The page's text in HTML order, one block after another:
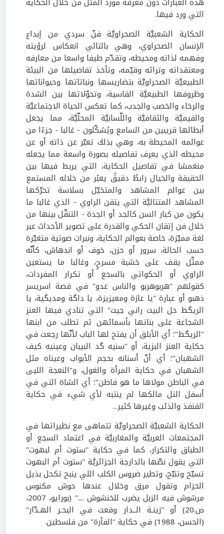
التي ورد فيها.
الحكاية الشعبيَّة الصحراويَّة فنّ سردي من إبداع
الإنسان الصحراوي، وهي بالتالي انعكاس لرؤيته
وفهمه لذاته ومحيطه، وتقدّم طيفا واسعا من معارفه
ومعتقداته وتراثه وقيّمه، وتأخذ تفاصيلها من البيئة
الطبيعيَّة الصحراويَّة بتضاريسها ونباتاتها وحيواناتها
وظروفها الطبيعيَّة القاسية، وتحوّلاتها بين الشدة
والرخاء والخصب والجدب، كما تعكس الحياة الاجتماعيَّة
والقيميَّة والثقافيَّة واللّسانيَّة المحلّيَّة، مما يجعل
أبطالها قريبين من السامع ويُشكّلون - غالبا - جزءًا من
عوالمه المحيطة به، وهي بذلك تعبّر عن ذاته أو عن
محيطه الذي يعرف تفاصيله بصورة واسعة مما يجعله
منغمسًا في تفاصيل الحكاية، التي يربط فيها بين
الحقيقة والخيال رابطٌ دقيقٌ يعبُر من خلاله المستمع
بين عوالم المشاهد والمتخيّل بسلاسة تحرّكها
المشاهد المتتاليَّة التي يتقن الراوي - الذي غالبا ما
يكون من كبار السن كالجد أو الجدة - التنقّل بينها من
خلال فن إتقان الحكي والقدرة على تصوير الأحداث عبر
لغة مميّزة، خاصة بعوالم الحكاية، ونبرات صوتية متغيّرة
حسب الحالة، سرور أو حزن، خوف أو اندهاش، كأنّه
ممثّل يقف على خشبة مسرحٍ، وغالبا ما يستعين
الراوي أو الحكواتي بالسجع أو تكرار المفردات،
كقولهم "هربوهربو والناس عدو" في قصة اسريسر
ذهبو أو عبارة "يا عازة ومعيزيزة، يا داگة ومديگية، يا
الريگط حل البيت راني جيت" التي تنادي فيها العنز
الشجاعة على بناتها بأسمائهن ثم تطلب من ابنها
"الريگط"؛ أي الأبلق أن يفتح لها الباب لأنّها رجعت في
حكاية العنز البزية، أو "سنيه گد البيبان وعينيه كيف
الشهبان"؛ أي أنّ أسنانه بحجم الأبواب وعيناه مثل
الشهبان في حكاية المرأة والغول، و"النعجة الليى
في الباطن مولاها ما هو فاطن"؛ أي الشاة التي في
أسفل التل مالكها لم ينتبه لأي شيء في حكاية
القنفذ والذئب وغيرها كثير...
الحكاية الشعبيَّة الصحراويَّة تتماهى مع نظيراتها في
المجتمعات العربيَّة والمغاربيَّة في اعتماد السجع أو
الطباق والتكرار، كما في حكاية "ستوت أم لبهوت"
التي يقول نصّها بالدارجة الجزائريَّة "ستوت أم البهوت
تسبّح وتنبّح، وتطير ضروس الكلب اللي ينبح تكحل بذيل
الحزام وتقول مرق وخلال عندها حوش مكنوس
مرشوش فيه الزبل يضرب للخنشوش ...." (بورايو، 2007،
ص.20) أو "زينـة الــدار وقعت في البحـر الهـدّار"
(الحسن، 1988) في حكاية "الفأرة" من فلسطين.